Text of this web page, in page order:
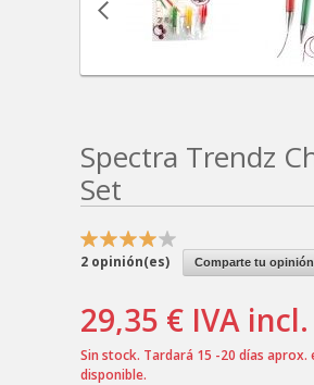
Spectra Trendz
Set
2 opinión(es) Comparte tu opinión
29,35 € IVA incl.
Sin stock. Tardará 15 -20 días aprox.
disponible.